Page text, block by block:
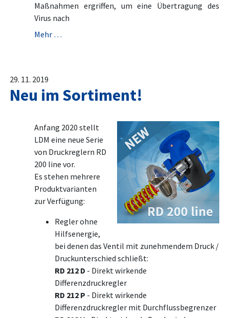
Maßnahmen ergriffen, um eine Übertragung des
Virus nach
Mehr …
29. 11. 2019
Neu im Sortiment!
Anfang 2020 stellt
LDM eine neue Serie
von Druckreglern RD
200 line vor.
Es stehen mehrere
Produktvarianten
zur Verfügung:
Regler ohne
Hilfsenergie,
bei denen das Ventil mit zunehmendem Druck /
Druckunterschied schließt:
RD 212 D - Direkt wirkende
Differenzdruckregler
RD 212 P - Direkt wirkende
Differenzdruckregler mit Durchflussbegrenzer